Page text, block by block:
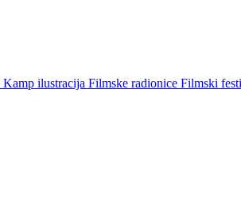
Kamp ilustracija Filmske radionice Filmski